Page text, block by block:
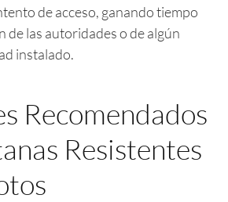
de acceso, ganando tiempo
de las autoridades o de algún
instalado.
Recomendados
Resistentes